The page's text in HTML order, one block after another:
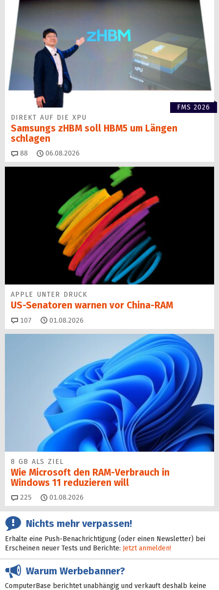
FMS 2026
DIREKT AUF DIE XPU
Samsungs zHBM soll HBM5 um Längen
schlagen
88 Kommentare
06.08.2026
APPLE UNTER DRUCK
US-Senatoren warnen vor China-RAM
107 Kommentare
01.08.2026
8 GB ALS ZIEL
Wie Microsoft den RAM-Verbrauch in
Windows 11 reduzieren will
225 Kommentare
01.08.2026
Nichts mehr verpassen!
Erhalte eine Push-Benachrichtigung (oder einen Newsletter) bei
Erscheinen neuer Tests und Berichte: Jetzt anmelden!
Warum Werbebanner?
ComputerBase berichtet unabhängig und verkauft deshalb keine